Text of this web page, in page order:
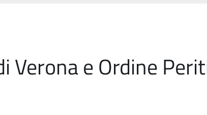
Verona e Ordine